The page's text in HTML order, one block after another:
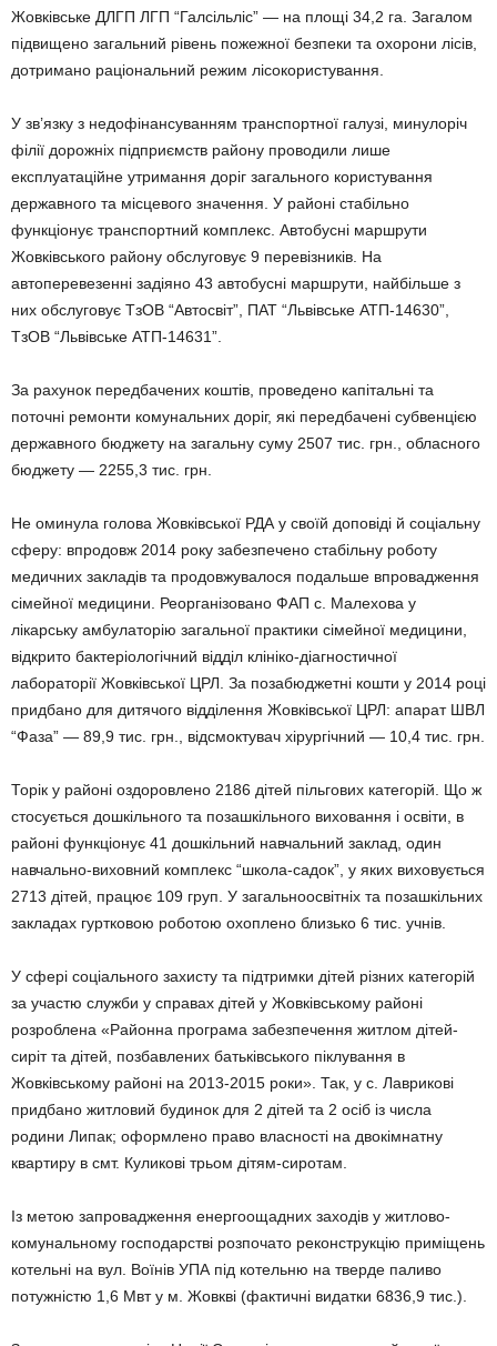
Жовківське ДЛГП ЛГП “Галсільліс” — на площі 34,2 га. Загалом
підвищено загальний рівень пожежної безпеки та охорони лісів,
дотримано раціональний режим лісокористування.
У зв’язку з недофінансуванням транспортної галузі, минулоріч
філії дорожніх підприємств району проводили лише
експлуатаційне утримання доріг загального користування
державного та місцевого значення. У районі стабільно
функціонує транспортний комплекс. Автобусні маршрути
Жовківського району обслуговує 9 перевізників. На
автоперевезенні задіяно 43 автобусні маршрути, найбільше з
них обслуговує ТзОВ “Автосвіт”, ПАТ “Львівське АТП-14630”,
ТзОВ “Львівське АТП-14631”.
За рахунок передбачених коштів, проведено капітальні та
поточні ремонти комунальних доріг, які передбачені субвенцією
державного бюджету на загальну суму 2507 тис. грн., обласного
бюджету — 2255,3 тис. грн.
Не оминула голова Жовківської РДА у своїй доповіді й соціальну
сферу: впродовж 2014 року забезпечено стабільну роботу
медичних закладів та продовжувалося подальше впровадження
сімейної медицини. Реорганізовано ФАП с. Малехова у
лікарську амбулаторію загальної практики сімейної медицини,
відкрито бактеріологічний відділ клініко-діагностичної
лабораторії Жовківської ЦРЛ. За позабюджетні кошти у 2014 році
придбано для дитячого відділення Жовківської ЦРЛ: апарат ШВЛ
“Фаза” — 89,9 тис. грн., відсмоктувач хірургічний — 10,4 тис. грн.
Торік у районі оздоровлено 2186 дітей пільгових категорій. Що ж
стосується дошкільного та позашкільного виховання і освіти, в
районі функціонує 41 дошкільний навчальний заклад, один
навчально-виховний комплекс “школа-садок”, у яких виховується
2713 дітей, працює 109 груп. У загальноосвітніх та позашкільних
закладах гуртковою роботою охоплено близько 6 тис. учнів.
У сфері соціального захисту та підтримки дітей різних категорій
за участю служби у справах дітей у Жовківському районі
розроблена «Районна програма забезпечення житлом дітей-
сиріт та дітей, позбавлених батьківського піклування в
Жовківському районі на 2013-2015 роки». Так, у с. Лаврикові
придбано житловий будинок для 2 дітей та 2 осіб із числа
родини Липак; оформлено право власності на двокімнатну
квартиру в смт. Куликові трьом дітям-сиротам.
Із метою запровадження енергоощадних заходів у житлово-
комунальному господарстві розпочато реконструкцію приміщень
котельні на вул. Воїнів УПА під котельню на тверде паливо
потужністю 1,6 Мвт у м. Жовкві (фактичні видатки 6836,9 тис.).